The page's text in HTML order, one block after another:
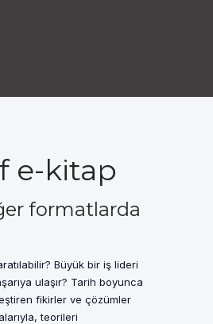
e-kitap
formatlarda
Büyük bir iş lideri
ulaşır? Tarih boyunca
fikirler ve çözümler
teorileri